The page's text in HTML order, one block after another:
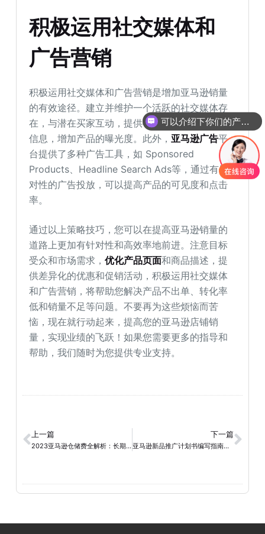
积极运用社交媒体和
广告营销
积极运用社交媒体和广告营销是增加亚马逊销量
的有效途径。建立并维护一个活跃的社交媒体存
在，与潜在买家互动，提供有价值的内容和促销
信息，增加产品的曝光度。此外，亚马逊广告平
台提供了多种广告工具，如 Sponsored
Products、Headline Search Ads等，通过有针
对性的广告投放，可以提高产品的可见度和点击
率。
通过以上策略技巧，您可以在提高亚马逊销量的
道路上更加有针对性和高效率地前进。注意目标
受众和市场需求，优化产品页面和商品描述，提
供差异化的优惠和促销活动，积极运用社交媒体
和广告营销，将帮助您解决产品不出单、转化率
低和销量不足等问题。不要再为这些烦恼而苦
恼，现在就行动起来，提高您的亚马逊店铺销
量，实现业绩的飞跃！如果您需要更多的指导和
帮助，我们随时为您提供专业支持。
上一篇
2023亚马逊仓储费全解析：长期仓储费与月度仓储费计算方法攻略
下一篇
亚马逊新品推广计划书编写指南：实现产品成功上架和销售增长
可以介绍下你们的产品么